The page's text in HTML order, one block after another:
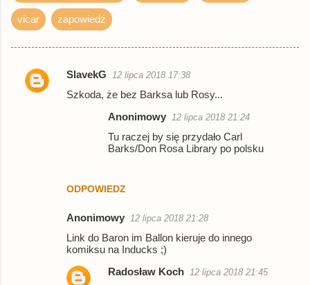
vicar zapowiedź
K
SlavekG 12 lipca 2018 17:38
Szkoda, że bez Barksa lub Rosy...
ODPOWIEDZ
Anonimowy 12 lipca 2018 21:24
Tu raczej by się przydało Carl
Barks/Don Rosa Library po polsku
Anonimowy 12 lipca 2018 21:28
Link do Baron im Ballon kieruje do innego
komiksu na Inducks ;)
Radosław Koch 12 lipca 2018 21:45